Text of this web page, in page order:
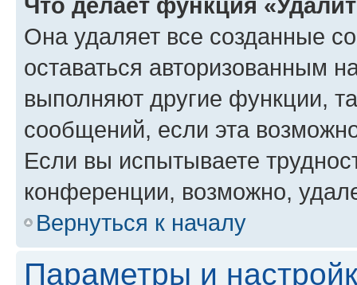
Она удаляет все созданные
оставаться авторизованным
выполняют другие функции,
сообщений, если эта
Если вы испытываете
конференции, возможно,
Вернуться к началу
Параметры и